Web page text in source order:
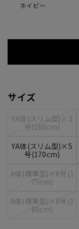
ネイビー
サイズ
YA体(スリム型)×3
号(160cm)
YA体(スリム型)×5
号(170cm)
A体(標準型)×6号(1
75cm)
A体(標準型)×8号(1
85cm)